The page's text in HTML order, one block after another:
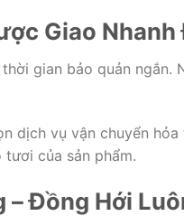
Giao
gian bảo quản ngắn.
dịch vụ vận chuyển
của sản phẩm.
– Đồng Hới